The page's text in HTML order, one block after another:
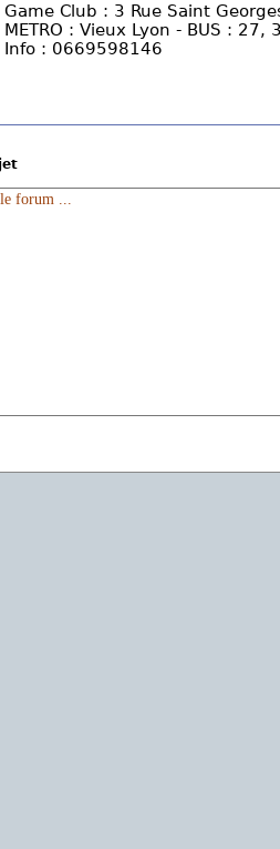
Game Club : 3 Rue Saint
METRO : Vieux Lyon - BUS : 27,
Info : 0669598146